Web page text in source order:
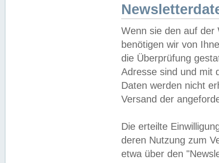
Wenn sie den auf der
benötigen wir von
die Überprüfung
Adresse sind und mit
Daten werden nicht
Versand der
Die erteilte
deren Nutzung zum
etwa über den